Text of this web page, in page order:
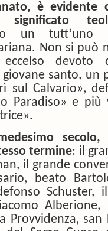
è evidente
un tutt’uno
Non si può
devoto
santo, un
sul Calvario»,
Paradiso» e più
termine: il
il grande
beato
Schuster,
Provvidenza,